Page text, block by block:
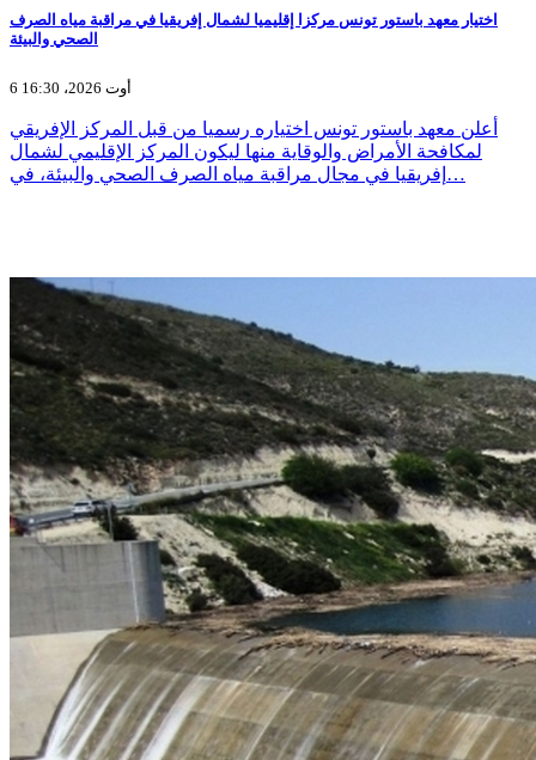
اختيار معهد باستور تونس مركزا إقليميا لشمال إفريقيا في مراقبة مياه الصرف
الصحي والبيئة
6 أوت 2026، 16:30
أعلن معهد باستور تونس اختياره رسميا من قبل المركز الإفريقي
لمكافحة الأمراض والوقاية منها ليكون المركز الإقليمي لشمال
إفريقيا في مجال مراقبة مياه الصرف الصحي والبيئة، في…